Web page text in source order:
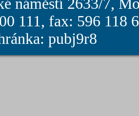
náměstí 2633/7,
111, fax: 596 118
pubj9r8